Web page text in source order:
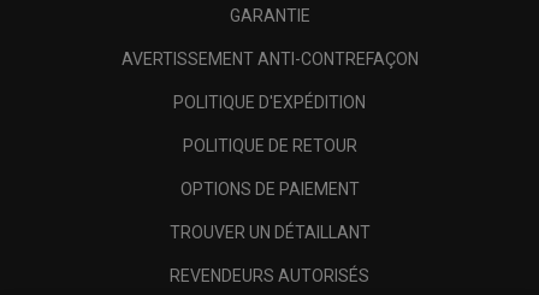
GARANTIE
AVERTISSEMENT ANTI-CONTREFAÇON
POLITIQUE D'EXPÉDITION
POLITIQUE DE RETOUR
OPTIONS DE PAIEMENT
TROUVER UN DÉTAILLANT
REVENDEURS AUTORISÉS